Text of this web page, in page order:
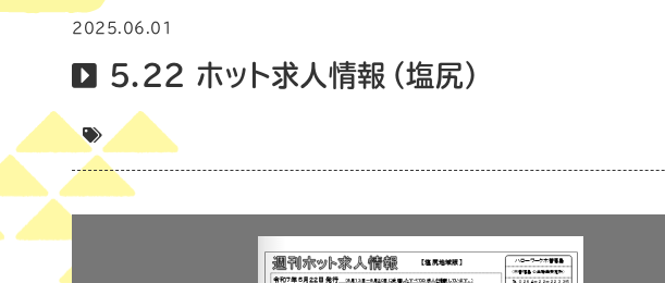
2025.06.01
5.22 ホット求人情報（塩尻）